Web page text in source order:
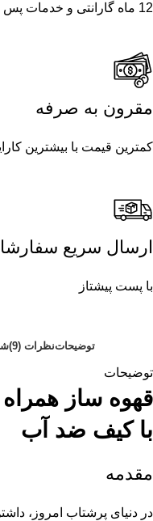
12 ماه گارانتی و خدمات پس از فروش
مقرون به صرفه
کمترین قیمت با بیشترین
ارسال سریع
با پست پیشتاز
توضیحاتنظرات (9)
توضیحات
قهوه ساز
با کیف ضد آب
مقدمه
در دنیای پرشتاب امروز،